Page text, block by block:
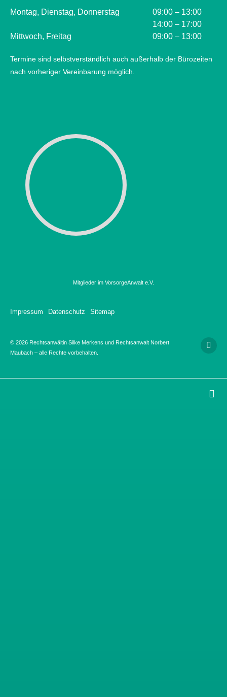
Montag, Dienstag, Donnerstag
09:00 – 13:00
14:00 – 17:00
Mittwoch, Freitag
09:00 – 13:00
Termine sind selbstverständlich auch außerhalb der Bürozeiten
nach vorheriger Vereinbarung möglich.
Mitglieder im VorsorgeAnwalt e.V.
Impressum Datenschutz Sitemap
© 2026 Rechtsanwältin Silke Merkens und Rechtsanwalt Norbert
Maubach – alle Rechte vorbehalten.